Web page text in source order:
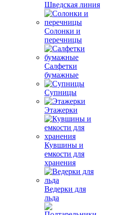
Шведская линия
Солонки и
перечницы
Салфетки
бумажные
Супницы
Этажерки
Кувшины и
емкости для
хранения
Ведерки для
льда